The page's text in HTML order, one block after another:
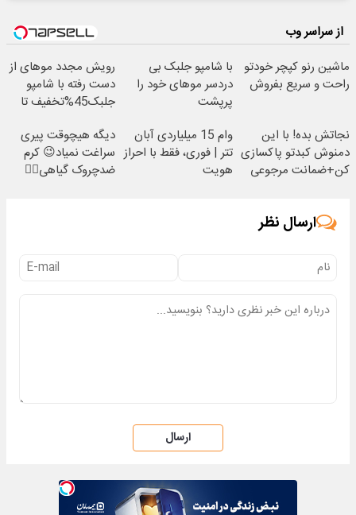
از سراسر وب
ماشین رنو کپچر خودتو
راحت و سریع بفروش
با شامپو جلبک بی
دردسر موهای خود را
پرپشت
رویش مجدد موهای از
دست رفته با شامپو
جلبک45%تخفیف تا
نجاتش بده! با این
دمنوش کبدتو پاکسازی
کن+ضمانت مرجوعی
وام 15 میلیاردی آبان
تتر | فوری، فقط با احراز
هویت
دیگه هیچوقت پیری
سراغت نمیاد😉 کرم
ضدچروک گیاهی👈🏻
ارسال نظر
ارسال